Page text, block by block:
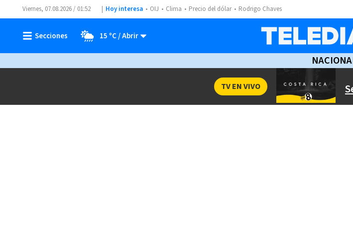
Viernes, 07.08.2026 / 01:52 Hoy interesa OIJ Clima Precio del dólar Rodrigo Chaves
15 ºC
TV EN VIVO